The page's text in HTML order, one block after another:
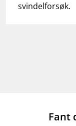
svindelforsøk.
Fant